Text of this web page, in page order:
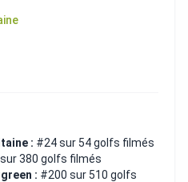
: #24 sur 54 golfs filmés
380 golfs filmés
: #200 sur 510 golfs